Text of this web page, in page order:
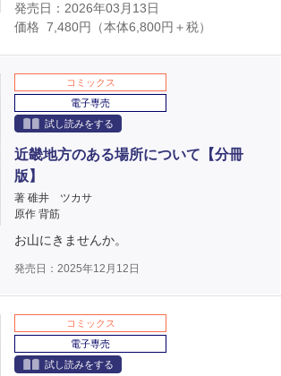
発売日：2026年03月13日
価格 7,480円（本体6,800円＋税）
コミックス
電子専売
試し読みをする
近畿地方のある場所について【分冊
版】
著 碓井 ツカサ
原作 背筋
お山にきませんか。
発売日：2025年12月12日
コミックス
電子専売
試し読みをする